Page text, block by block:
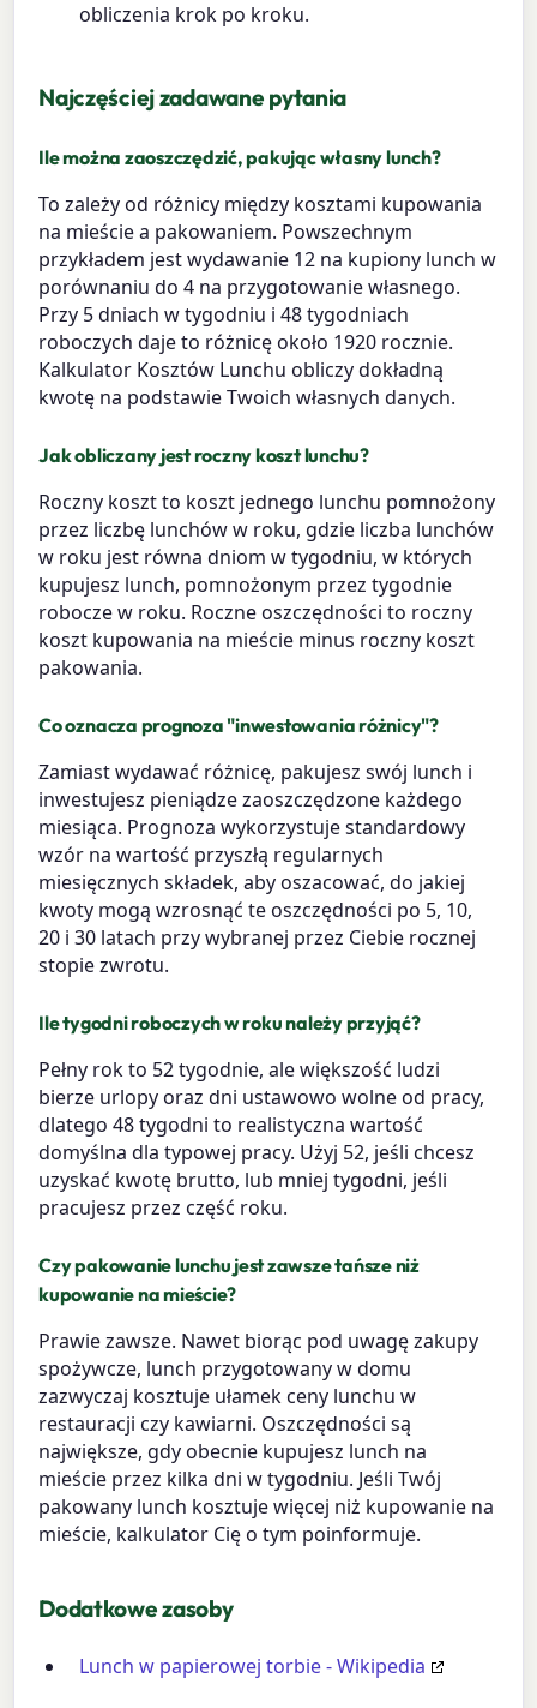
obliczenia krok po kroku.
Najczęściej zadawane pytania
Ile można zaoszczędzić, pakując własny lunch?
To zależy od różnicy między kosztami kupowania
na mieście a pakowaniem. Powszechnym
przykładem jest wydawanie 12 na kupiony lunch w
porównaniu do 4 na przygotowanie własnego.
Przy 5 dniach w tygodniu i 48 tygodniach
roboczych daje to różnicę około 1920 rocznie.
Kalkulator Kosztów Lunchu obliczy dokładną
kwotę na podstawie Twoich własnych danych.
Jak obliczany jest roczny koszt lunchu?
Roczny koszt to koszt jednego lunchu pomnożony
przez liczbę lunchów w roku, gdzie liczba lunchów
w roku jest równa dniom w tygodniu, w których
kupujesz lunch, pomnożonym przez tygodnie
robocze w roku. Roczne oszczędności to roczny
koszt kupowania na mieście minus roczny koszt
pakowania.
Co oznacza prognoza "inwestowania różnicy"?
Zamiast wydawać różnicę, pakujesz swój lunch i
inwestujesz pieniądze zaoszczędzone każdego
miesiąca. Prognoza wykorzystuje standardowy
wzór na wartość przyszłą regularnych
miesięcznych składek, aby oszacować, do jakiej
kwoty mogą wzrosnąć te oszczędności po 5, 10,
20 i 30 latach przy wybranej przez Ciebie rocznej
stopie zwrotu.
Ile tygodni roboczych w roku należy przyjąć?
Pełny rok to 52 tygodnie, ale większość ludzi
bierze urlopy oraz dni ustawowo wolne od pracy,
dlatego 48 tygodni to realistyczna wartość
domyślna dla typowej pracy. Użyj 52, jeśli chcesz
uzyskać kwotę brutto, lub mniej tygodni, jeśli
pracujesz przez część roku.
Czy pakowanie lunchu jest zawsze tańsze niż
kupowanie na mieście?
Prawie zawsze. Nawet biorąc pod uwagę zakupy
spożywcze, lunch przygotowany w domu
zazwyczaj kosztuje ułamek ceny lunchu w
restauracji czy kawiarni. Oszczędności są
największe, gdy obecnie kupujesz lunch na
mieście przez kilka dni w tygodniu. Jeśli Twój
pakowany lunch kosztuje więcej niż kupowanie na
mieście, kalkulator Cię o tym poinformuje.
Dodatkowe zasoby
Lunch w papierowej torbie - Wikipedia